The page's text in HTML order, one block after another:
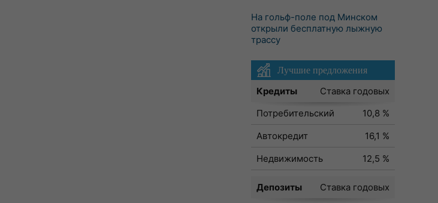
На гольф-поле под Минском
открыли бесплатную лыжную
трассу
Лучшие предложения
Кредиты
Ставка годовых
Потребительский
10,8 %
Автокредит
16,1 %
Недвижимость
12,5 %
Депозиты
Ставка годовых